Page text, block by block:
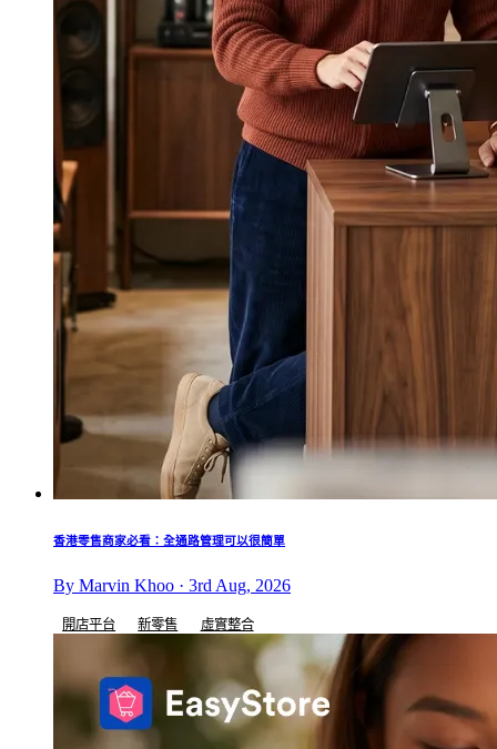
香港零售商家必看：全通路管理可以很簡單
By Marvin Khoo · 3rd Aug, 2026
開店平台 新零售 虛實整合